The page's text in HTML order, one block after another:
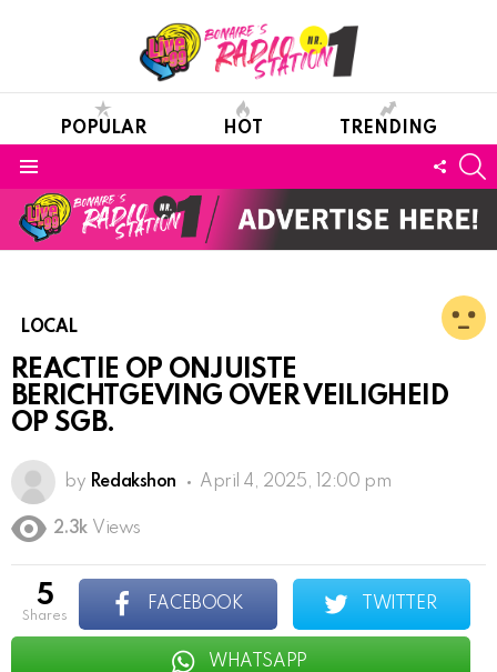
POPULAR HOT TRENDING
LOCAL
REACTIE OP ONJUISTE
BERICHTGEVING OVER VEILIGHEID
OP SGB.
by Redakshon April 4, 2025, 12:00 pm
2.3k Views
5
shares
FACEBOOK TWITTER
WHATSAPP